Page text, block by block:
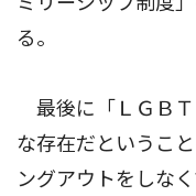
る。
最後に「ＬＧＢ
な存在だというこ
ングアウトをしな